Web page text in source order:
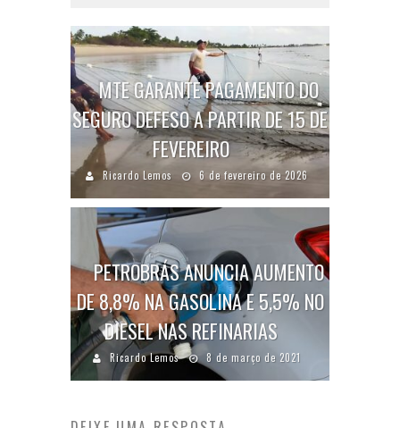
MTE GARANTE PAGAMENTO DO
SEGURO DEFESO A PARTIR DE 15 DE
FEVEREIRO
Ricardo Lemos 6 de fevereiro de 2026
PETROBRÁS ANUNCIA AUMENTO
DE 8,8% NA GASOLINA E 5,5% NO
DIESEL NAS REFINARIAS
Ricardo Lemos 8 de março de 2021